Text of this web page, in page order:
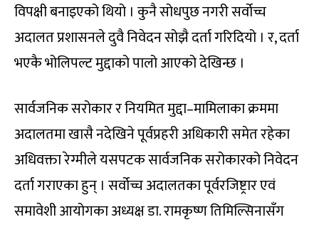
विपक्षी बनाइएको थियो । कुनै सोधपुछ नगरी सर्वोच्च
अदालत प्रशासनले दुवै निवेदन सोझै दर्ता गरिदियो । र, दर्ता
भएकै भोलिपल्ट मुद्दाको पालो आएको देखिन्छ ।
सार्वजनिक सरोकार र नियमित मुद्दा–मामिलाका क्रममा
अदालतमा खासै नदेखिने पूर्वप्रहरी अधिकारी समेत रहेका
अधिवक्ता रेग्मीले यसपटक सार्वजनिक सरोकारको निवेदन
दर्ता गराएका हुन् । सर्वोच्च अदालतका पूर्वरजिष्ट्रार एवं
समावेशी आयोगका अध्यक्ष डा. रामकृष्ण तिमिल्सिनासँग